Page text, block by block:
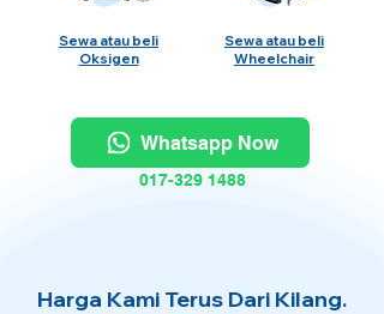
Sewa atau beli
Oksigen
Sewa atau beli
Wheelchair
Whatsapp Now
017-329 1488
Harga Kami Terus Dari Kilang.